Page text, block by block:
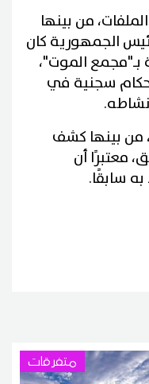
من بينها
الجمهورية كان
بـ"مجمع الموت"،
سجنية في
من بينها كشف
معتبرًا أن
سابقًا.
متفرقات